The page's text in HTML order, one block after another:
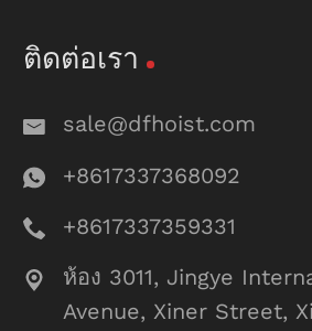
ติดต่อเรา
sale@dfhoist.com
+8617337368092
+8617337359331
ห้อง 3011, Jingye
Avenue, Xiner Street,